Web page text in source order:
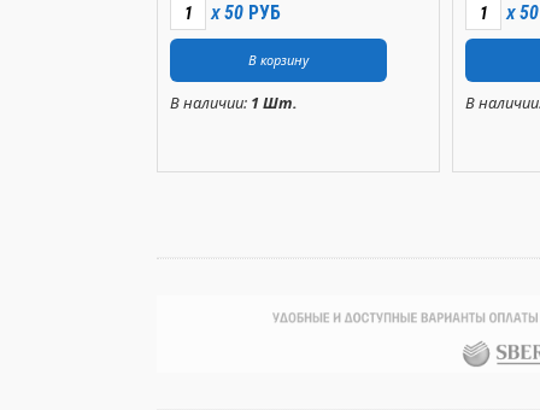
X 50 РУБ
В наличии: 1 Шт.
X 50
В